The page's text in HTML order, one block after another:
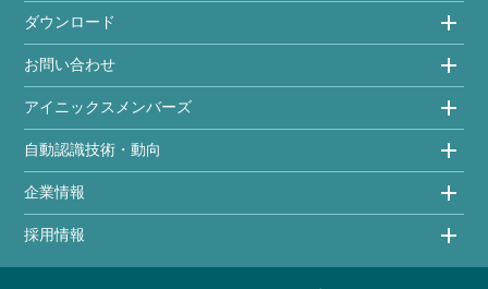
ダウンロード
お問い合わせ
アイニックスメンバーズ
自動認識技術・動向
企業情報
採用情報